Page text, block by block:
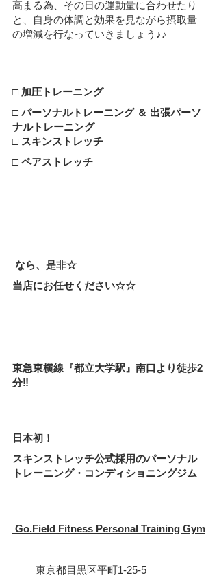
高まる為、その日の運動量に合わせたり
と、自身の体調と効果を見ながら摂取量
の増減を行なっていきましょう♪♪
□ 加圧トレーニング
□ パーソナルトレーニング ＆ 出張パーソ
ナルトレーニング
□ スキンストレッチ
□ ペアストレッチ
なら、是非☆
当店にお任せください☆☆
東急東横線『都立大学駅』南口より徒歩2
分‼
日本初！
スキンストレッチ公式採用のパーソナル
トレーニング・コンディショニングジム
Go.Field Fitness Personal Training Gym
東京都目黒区平町1-25-5